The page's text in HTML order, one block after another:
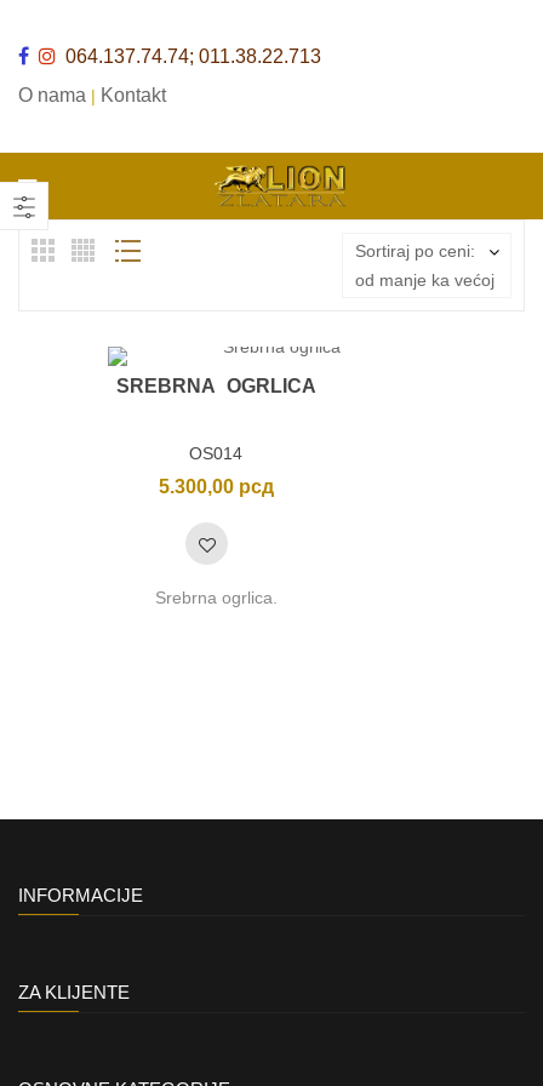
064.137.74.74; 011.38.22.713
O nama | Kontakt
Sortiraj po ceni:
od manje ka većoj
SREBRNA OGRLICA
OS014
5.300,00 рсд
Srebrna ogrlica.
INFORMACIJE
ZA KLIJENTE